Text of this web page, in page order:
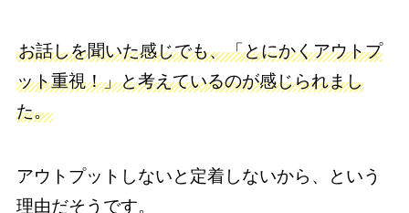
お話しを聞いた感じでも、「とにかくアウトプ
ット重視！」と考えているのが感じられまし
た。
アウトプットしないと定着しないから、という
理由だそうです。